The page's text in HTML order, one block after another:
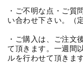
・ご不明な点・ご質
い合わせ下さい。（
・ご購入は、ご注文
て頂きます。一週間
ルを行わせて頂きま